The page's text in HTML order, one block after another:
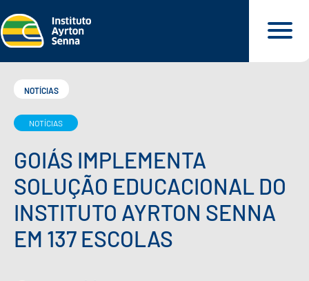
QUEM SOMOS
O QUE FAZEMOS
O QUE DEFENDEMOS
NOTÍCIAS
NOTÍCIAS
GOIÁS IMPLEMENTA
SOLUÇÃO EDUCACIONAL DO
INSTITUTO AYRTON SENNA
EM 137 ESCOLAS